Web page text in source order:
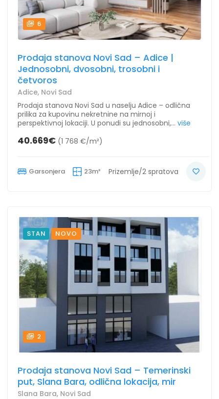
6
Prodaja stanova Novi Sad – Adice |
Jednosobni, dvosobni, trosobni i
četvoros
Adice, Novi Sad
Prodaja stanova Novi Sad u naselju Adice – odlična
prilika za kupovinu nekretnine na mirnoj i
perspektivnoj lokaciji. U ponudi su jednosobni,... više
40.669€ (1 768 €/m²)
Garsonjera 23m² Prizemlje/2 spratova
STAN NOVO
2
Prodaja stanova Novi Sad – Temerinski
put, Slana Bara, odlična lokacija, mir
Slana Bara, Novi Sad